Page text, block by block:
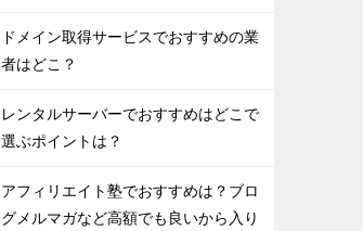
ドメイン取得サービスでおすすめの業
者はどこ？
レンタルサーバーでおすすめはどこで
選ぶポイントは？
アフィリエイト塾でおすすめは？ブロ
グメルマガなど高額でも良いから入り